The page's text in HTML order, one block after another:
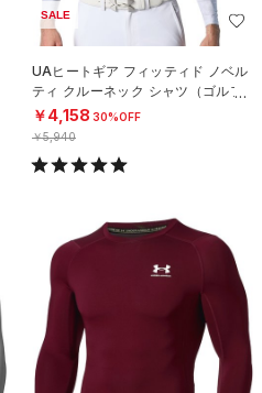
SALE
UAヒートギア フィッティド ノベル
ティ クルーネック シャツ（ゴルフ/
MEN）
￥4,158 30%OFF
￥5,940